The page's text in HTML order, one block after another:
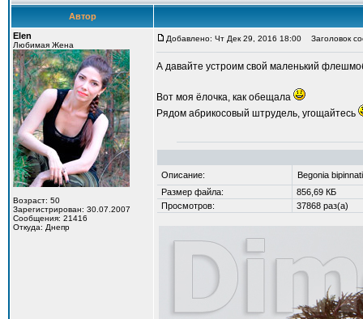
Автор
Elen
Любимая Жена
Возраст: 50
Зарегистрирован: 30.07.2007
Сообщения: 21416
Откуда: Днепр
Добавлено: Чт Дек 29, 2016 18:00 Заголовок
А давайте устроим свой маленький
Вот моя ёлочка, как обещала
Рядом абрикосовый штрудель, угощайтесь
Описание:
Begonia
Размер файла:
856,69 КБ
Просмотров:
37868 раз(а)